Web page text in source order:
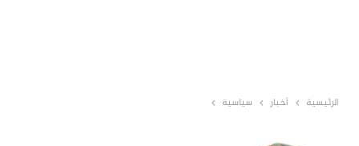
الرئيسية أخبار سياسية